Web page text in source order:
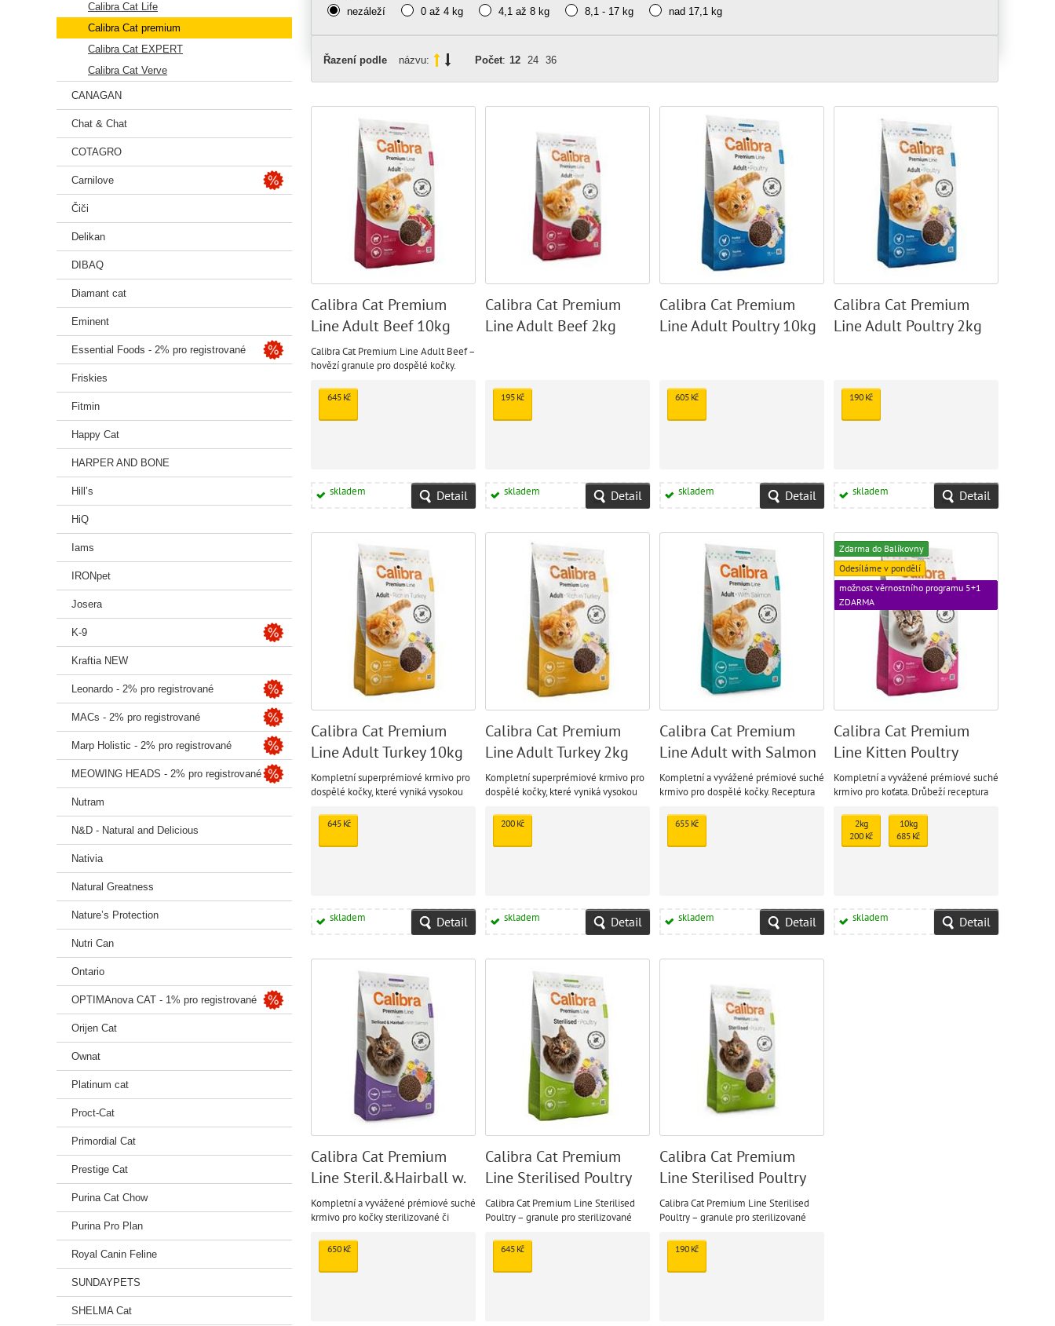
nezáleží 0 až 4 kg 4,1 až 8 kg 8,1 - 17 kg nad 17,1 kg
Řazení podle názvu: Počet: 12 24 36
Calibra Cat Premium
Line Adult Beef 10kg
Calibra Cat Premium Line Adult Beef –
hovězí granule pro dospělé kočky.
645 Kč
skladem Detail
Calibra Cat Premium
Line Adult Beef 2kg
195 Kč
skladem Detail
Calibra Cat Premium
Line Adult Poultry 10kg
605 Kč
skladem Detail
Calibra Cat Premium
Line Adult Poultry 2kg
190 Kč
skladem Detail
Calibra Cat Premium
Line Adult Turkey 10kg
Kompletní superprémiové krmivo pro
dospělé kočky, které vyniká vysokou
přirozenou výživovou hodnotou.
645 Kč
skladem Detail
Calibra Cat Premium
Line Adult Turkey 2kg
Kompletní superprémiové krmivo pro
dospělé kočky, které vyniká vysokou
přirozenou výživovou hodnotou.
200 Kč
skladem Detail
Calibra Cat Premium
Line Adult with Salmon
10kg
Kompletní a vyvážené prémiové suché
krmivo pro dospělé kočky. Receptura
ani sóju. Obsahuje jedině vysoce
kondici.
655 Kč
skladem Detail
Zdarma do Balíkovny
Odesíláme v pondělí
možnost věrnostního programu 5+1
ZDARMA
Calibra Cat Premium
Line Kitten Poultry
Kompletní a vyvážené prémiové suché
krmivo pro koťata. Drůbeží receptura
je určena pro koťata do 12 měsíců
věku, březí a kojící kočky. Obsahuje
jedině vysoce kvalitní zdroje proteinu.
2kg
200 Kč
10kg
685 Kč
skladem Detail
Calibra Cat Premium
Line Steril.&Hairball w.
Salm 10kg
Kompletní a vyvážené prémiové suché
krmivo pro kočky sterilizované či
potřeba podpora kontroly nad tvorbou
lososem neobsahuje pšenici ani sóju.
650 Kč
Calibra Cat Premium
Line Sterilised Poultry
10kg
Calibra Cat Premium Line Sterilised
Poultry – granule pro sterilizované
645 Kč
Calibra Cat Premium
Line Sterilised Poultry
2kg
Calibra Cat Premium Line Sterilised
Poultry – granule pro sterilizované
190 Kč
Calibra Cat Life
Calibra Cat premium
Calibra Cat EXPERT
Calibra Cat Verve
CANAGAN
Chat & Chat
COTAGRO
Carnilove
Čiči
Delikan
DIBAQ
Diamant cat
Eminent
Essential Foods - 2% pro registrované
Friskies
Fitmin
Happy Cat
HARPER AND BONE
Hill’s
HiQ
Iams
IRONpet
Josera
K-9
Kraftia NEW
Leonardo - 2% pro registrované
MACs - 2% pro registrované
Marp Holistic - 2% pro registrované
MEOWING HEADS - 2% pro registrované
Nutram
N&D - Natural and Delicious
Nativia
Natural Greatness
Nature’s Protection
Nutri Can
Ontario
OPTIMAnova CAT - 1% pro registrované
Orijen Cat
Ownat
Platinum cat
Proct-Cat
Primordial Cat
Prestige Cat
Purina Cat Chow
Purina Pro Plan
Royal Canin Feline
SUNDAYPETS
SHELMA Cat